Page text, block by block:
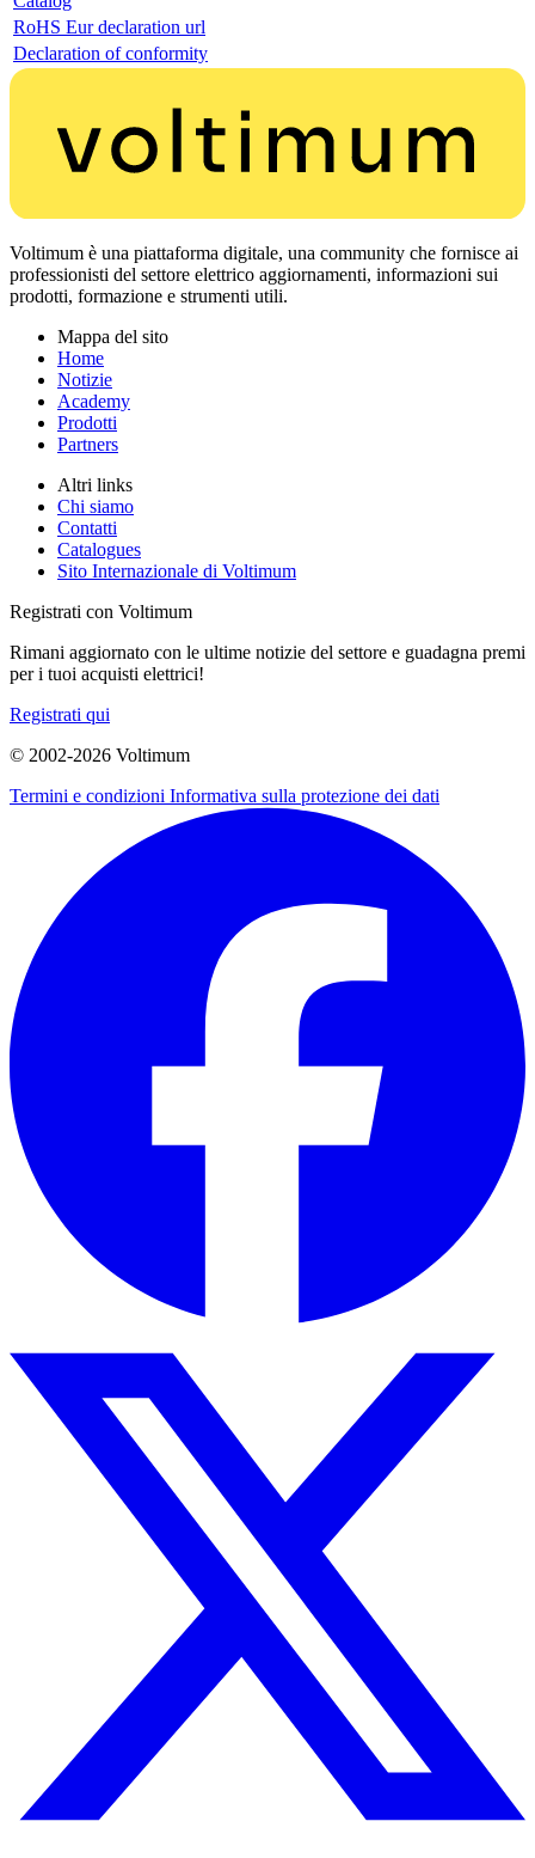
RoHS Eur declaration url
Declaration of conformity
Voltimum è una piattaforma digitale, una community che fornisce ai
professionisti del settore elettrico aggiornamenti, informazioni sui
prodotti, formazione e strumenti utili.
Mappa del sito
Home
Notizie
Academy
Prodotti
Partners
Altri links
Chi siamo
Contatti
Catalogues
Sito Internazionale di Voltimum
Registrati con Voltimum
Rimani aggiornato con le ultime notizie del settore e guadagna premi
per i tuoi acquisti elettrici!
Registrati qui
© 2002-2026 Voltimum
Termini e condizioni Informativa sulla protezione dei dati